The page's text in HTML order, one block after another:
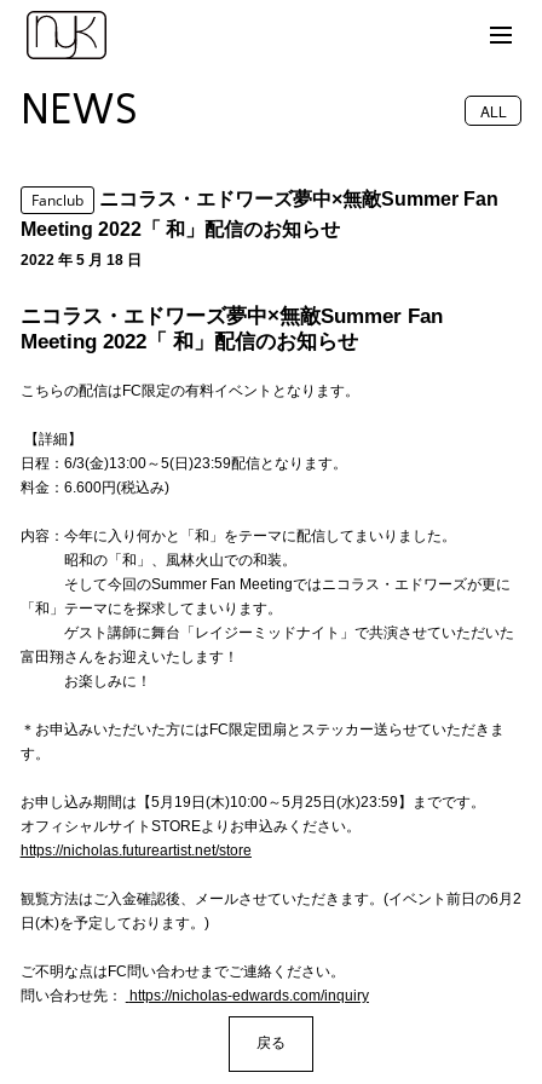
NEWS ALL
Fanclub
ニコラス・エドワーズ夢中×無敵Summer Fan
Meeting 2022「 和」配信のお知らせ
2022 年 5 月 18 日
ニコラス・エドワーズ夢中×無敵Summer Fan
Meeting 2022「 和」配信のお知らせ
こちらの配信はFC限定の有料イベントとなります。
【詳細】
日程：6/3(金)13:00～5(日)23:59配信となります。
料金：6.600円(税込み)
内容：今年に入り何かと「和」をテーマに配信してまいりました。
昭和の「和」、風林火山での和装。
そして今回のSummer Fan Meetingではニコラス・エドワーズが更に
「和」テーマにを探求してまいります。
ゲスト講師に舞台「レイジーミッドナイト」で共演させていただいた
富田翔さんをお迎えいたします！
お楽しみに！
＊お申込みいただいた方にはFC限定団扇とステッカー送らせていただきま
す。
お申し込み期間は【5月19日(木)10:00～5月25日(水)23:59】までです。
オフィシャルサイトSTOREよりお申込みください。
https://nicholas.futureartist.net/store
観覧方法はご入金確認後、メールさせていただきます。(イベント前日の6月2
日(木)を予定しております。)
ご不明な点はFC問い合わせまでご連絡ください。
問い合わせ先：
https://nicholas-edwards.com/inquiry
戻る